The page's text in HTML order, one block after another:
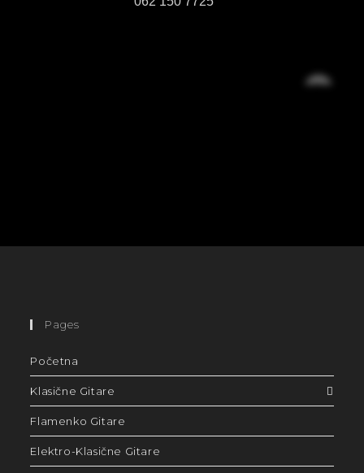
Pages
Početna
Klasične Gitare
Flamenko Gitare
Elektro-Klasične Gitare